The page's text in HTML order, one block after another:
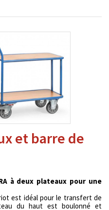
et barre de
à deux plateaux pour une
est idéal pour le transfert de
du haut est boulonné et